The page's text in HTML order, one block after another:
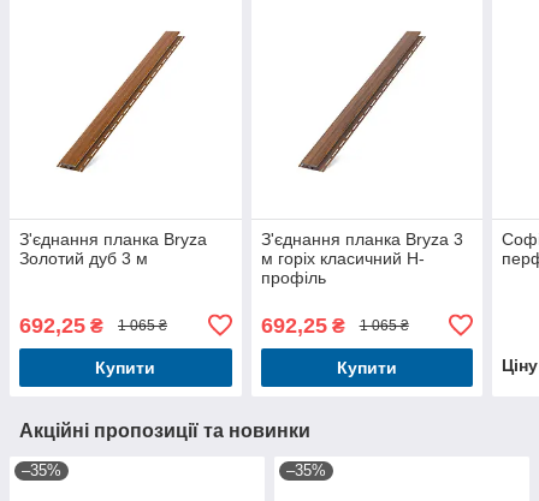
З'єднання планка Bryza
Золотий дуб 3 м
692,25 ₴ 1 065 ₴
Купити
З'єднання планка Bryza 3
м горіх класичний Н-
профіль
692,25₴ 1 065 ₴
Купити
Акційні пропозиції та новинки
–35% –35%